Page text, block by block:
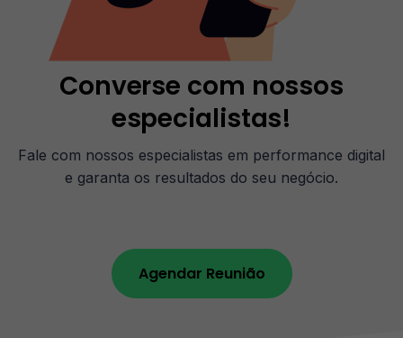
Converse com nossos
especialistas!​
Fale com nossos especialistas em performance digital
e garanta os resultados do seu negócio.​
Agendar Reunião